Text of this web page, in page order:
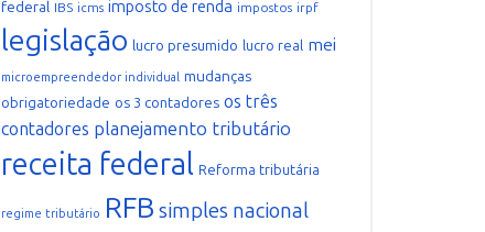
federal IBS icms imposto de renda impostos irpf
legislação lucro presumido lucro real mei
microempreendedor individual mudanças
obrigatoriedade os 3 contadores os três
contadores planejamento tributário
receita federal Reforma tributária
regime tributário RFB simples nacional